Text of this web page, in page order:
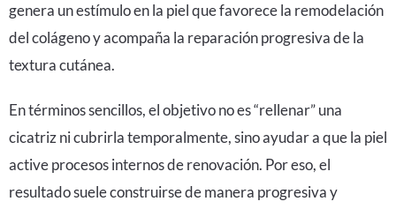
genera un estímulo en la piel que favorece la remodelación
del colágeno y acompaña la reparación progresiva de la
textura cutánea.
En términos sencillos, el objetivo no es “rellenar” una
cicatriz ni cubrirla temporalmente, sino ayudar a que la piel
active procesos internos de renovación. Por eso, el
resultado suele construirse de manera progresiva y